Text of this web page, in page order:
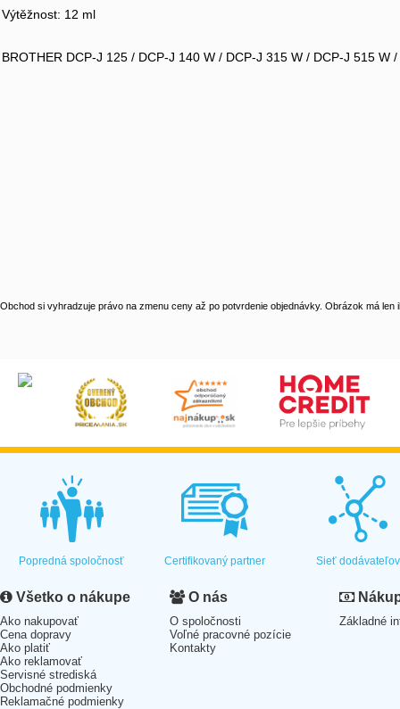
Výtěžnost: 12 ml
BROTHER DCP-J 125 / DCP-J 140 W / DCP-J 315 W / DCP-J 515
Obchod si vyhradzuje právo na zmenu ceny až po potvrdenie objednávky. Obrázok má len
Popredná spoločnosť Certifikovaný partner Sieť dodávateľov
Všetko o nákupe
Ako nakupovať
Cena dopravy
Ako platiť
Ako reklamovať
Servisné strediská
Obchodné podmienky
Reklamačné podmienky
O nás
O spoločnosti
Voľné pracovné pozície
Kontakty
Základné